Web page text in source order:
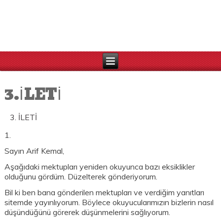
3.İLETİ
İLETİ
1.
Sayın Arif Kemal,
Aşağıdaki mektupları yeniden okuyunca bazı eksiklikler
olduğunu gördüm. Düzelterek gönderiyorum.
Bil ki ben bana gönderilen mektupları ve verdiğim yanıtları
sitemde yayınlıyorum. Böylece okuyucularımızın bizlerin nasıl
düşündüğünü görerek düşünmelerini sağlıyorum.